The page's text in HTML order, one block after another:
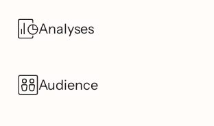
Analyses
Audience